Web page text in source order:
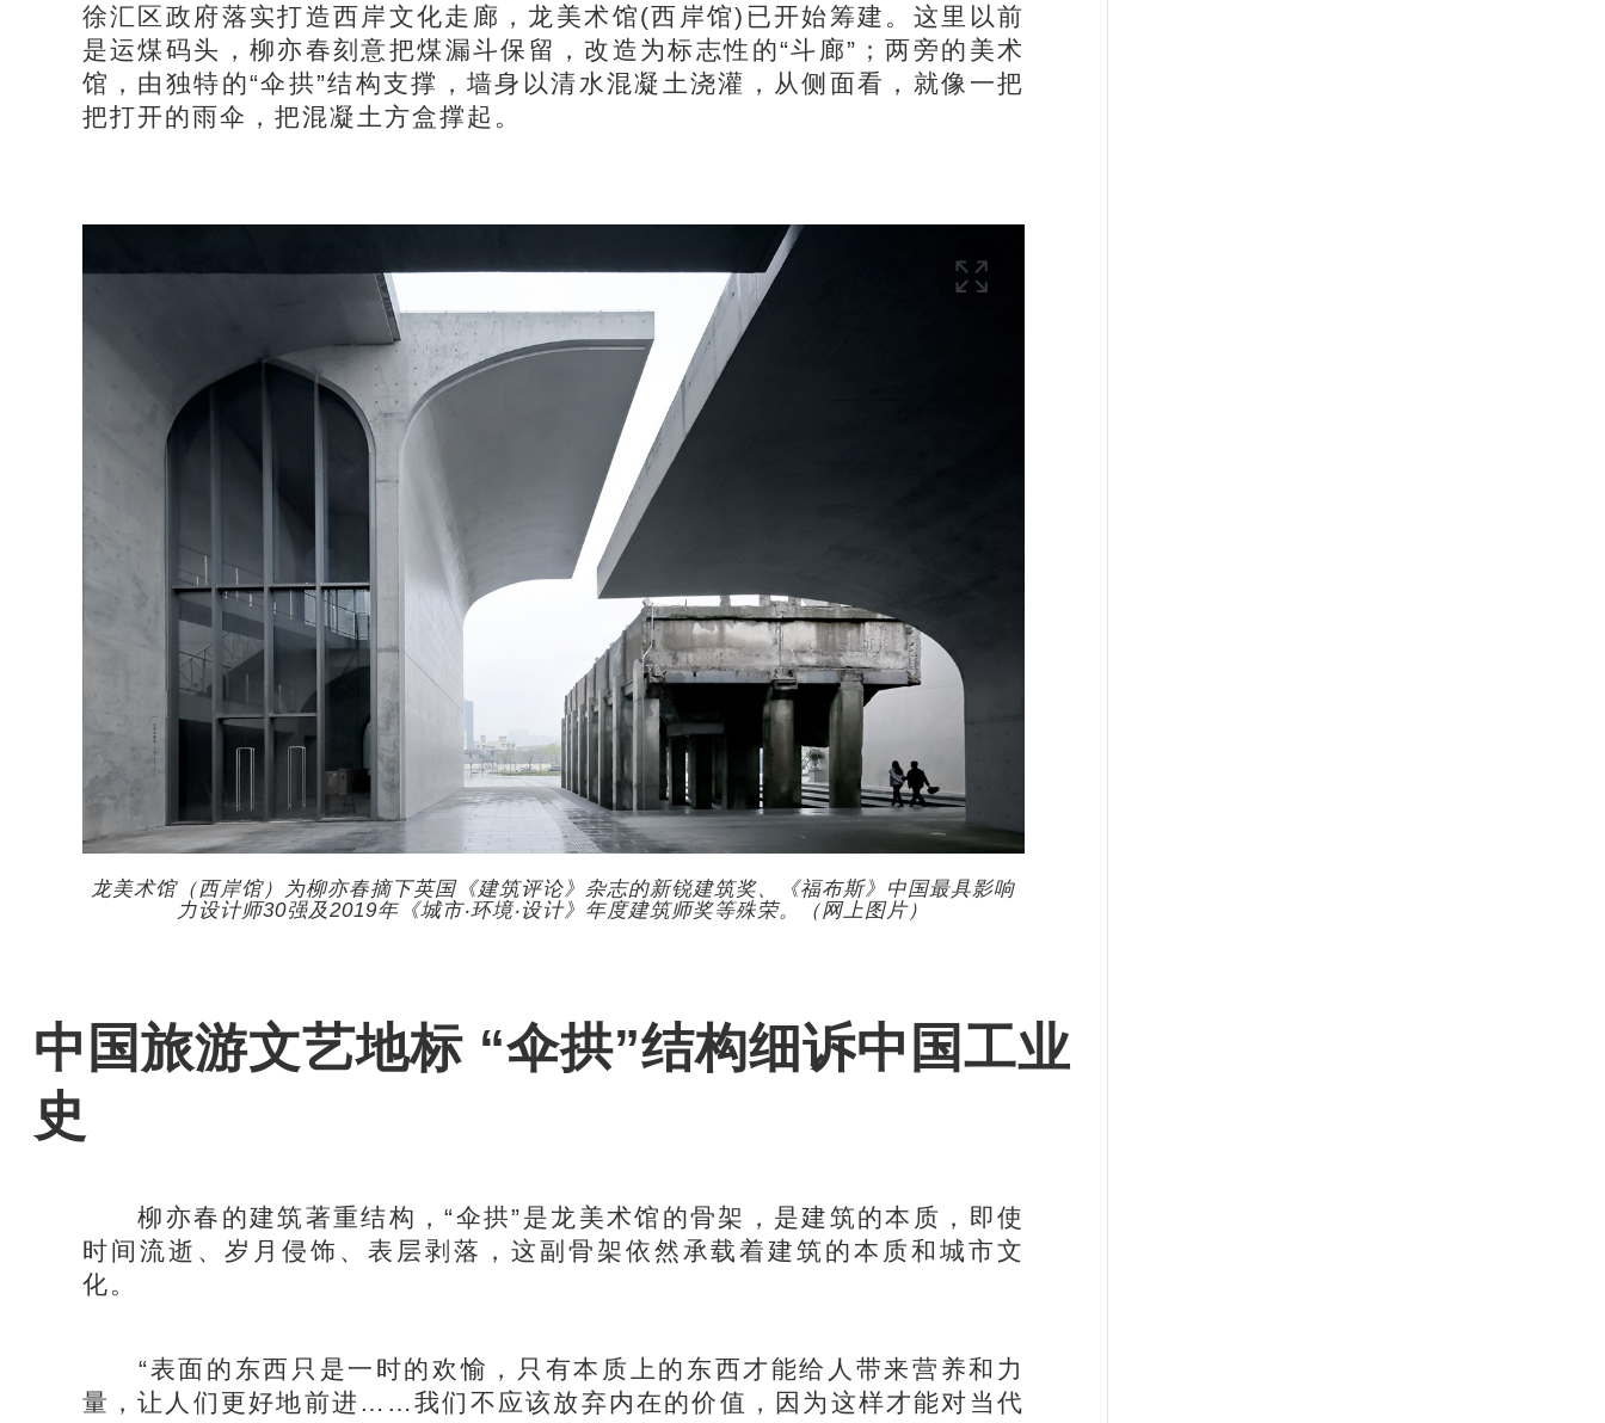
徐汇区政府落实打造西岸文化走廊，龙美术馆(西岸馆)已开始筹建。这里以前
是运煤码头，柳亦春刻意把煤漏斗保留，改造为标志性的“斗廊”；两旁的美术
馆，由独特的“伞拱”结构支撑，墙身以清水混凝土浇灌，从侧面看，就像一把
把打开的雨伞，把混凝土方盒撑起。
龙美术馆（西岸馆）为柳亦春摘下英国《建筑评论》杂志的新锐建筑奖、《福布斯》中国最具影响
力设计师30强及2019年《城市‧环境‧设计》年度建筑师奖等殊荣。（网上图片）
中国旅游文艺地标 “伞拱”结构细诉中国工业
史
柳亦春的建筑著重结构，“伞拱”是龙美术馆的骨架，是建筑的本质，即使
时间流逝、岁月侵饰、表层剥落，这副骨架依然承载着建筑的本质和城市文
化。
“表面的东西只是一时的欢愉，只有本质上的东西才能给人带来营养和力
量，让人们更好地前进……我们不应该放弃内在的价值，因为这样才能对当代